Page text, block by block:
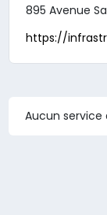
895 Avenue
https://
Aucun